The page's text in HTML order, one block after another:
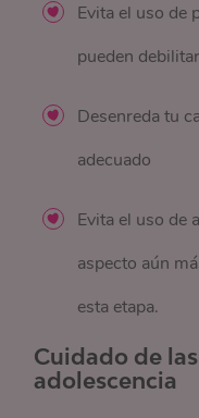
Evita el uso de
pueden
Desenreda tu
adecuado
Evita el uso de
aspecto aún
esta etapa.
Cuidado de
adolescencia